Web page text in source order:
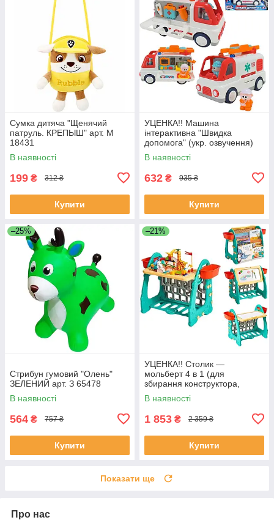
Сумка дитяча "Щенячий
патруль. КРЕПЫШ" арт. M
18431
В наявності
199 ₴ 312 ₴
Купити
УЦЕНКА!! Машина
інтерактивна "Швидка
допомога" (укр. озвучення)
арт. 46349
В наявності
632 ₴ 935 ₴
Купити
–25%
Стрибун гумовий "Олень"
ЗЕЛЕНИЙ арт. З 65478
В наявності
564 ₴ 757 ₴
Купити
–21%
УЦЕНКА!! Столик —
мольберт 4 в 1 (для
збирання конструктора,
малювання, книжкова
полиця) арт. S 075
В наявності
1 853 ₴ 2 359 ₴
Купити
Показати ще
Про нас